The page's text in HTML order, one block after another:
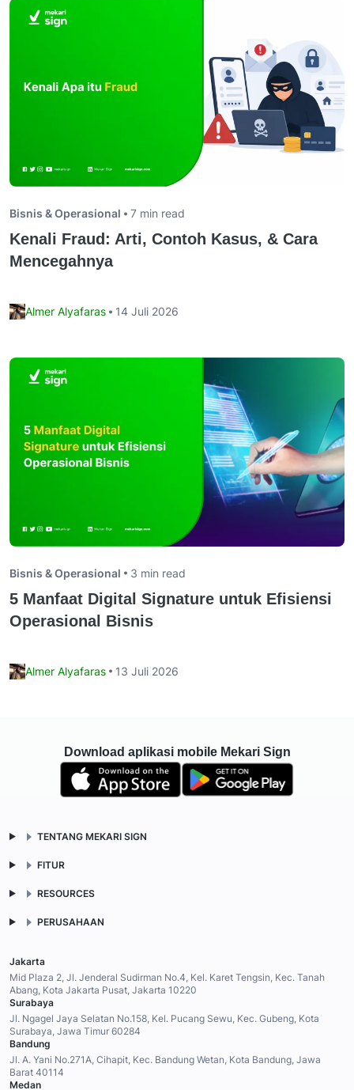
Bisnis & Operasional 7 min read
Kenali Fraud: Arti, Contoh Kasus, & Cara
Mencegahnya
Almer Alyafaras 14 Juli 2026
Bisnis & Operasional 3 min read
5 Manfaat Digital Signature untuk Efisiensi
Operasional Bisnis
Almer Alyafaras 13 Juli 2026
Download aplikasi mobile Mekari Sign
TENTANG MEKARI SIGN
FITUR
RESOURCES
PERUSAHAAN
Jakarta
Mid Plaza 2, Jl. Jenderal Sudirman No.4, Kel. Karet Tengsin, Kec. Tanah
Abang, Kota Jakarta Pusat, Jakarta 10220
Surabaya
Jl. Ngagel Jaya Selatan No.158, Kel. Pucang Sewu, Kec. Gubeng, Kota
Surabaya, Jawa Timur 60284
Bandung
Jl. A. Yani No.271A, Cihapit, Kec. Bandung Wetan, Kota Bandung, Jawa
Barat 40114
Medan